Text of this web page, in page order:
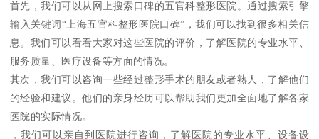
首先，我们可以从网上搜索口碑的五官科整形医院。通过搜索引擎
输入关键词“上海五官科整形医院口碑”，我们可以找到很多相关信
息。我们可以看看大家对这些医院的评价，了解医院的专业水平、
服务质量、医疗设备等方面的情况。
其次，我们可以咨询一些经过整形手术的朋友或者熟人，了解他们
的经验和建议。他们的亲身经历可以帮助我们更加全面地了解各家
医院的实际情况。
，我们可以亲自到医院进行咨询，了解医院的专业水平、设备设